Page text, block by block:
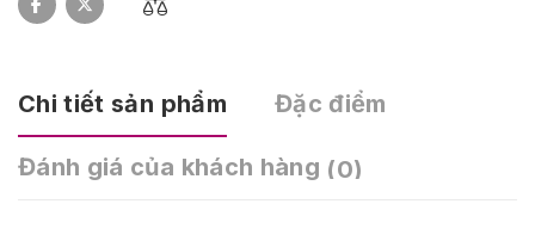
Chi tiết sản phẩm Đặc điểm
Đánh giá của khách hàng (0)